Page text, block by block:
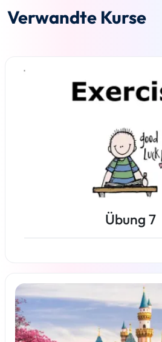
Verwandte Kurse
Übung 7
Weiterlesen